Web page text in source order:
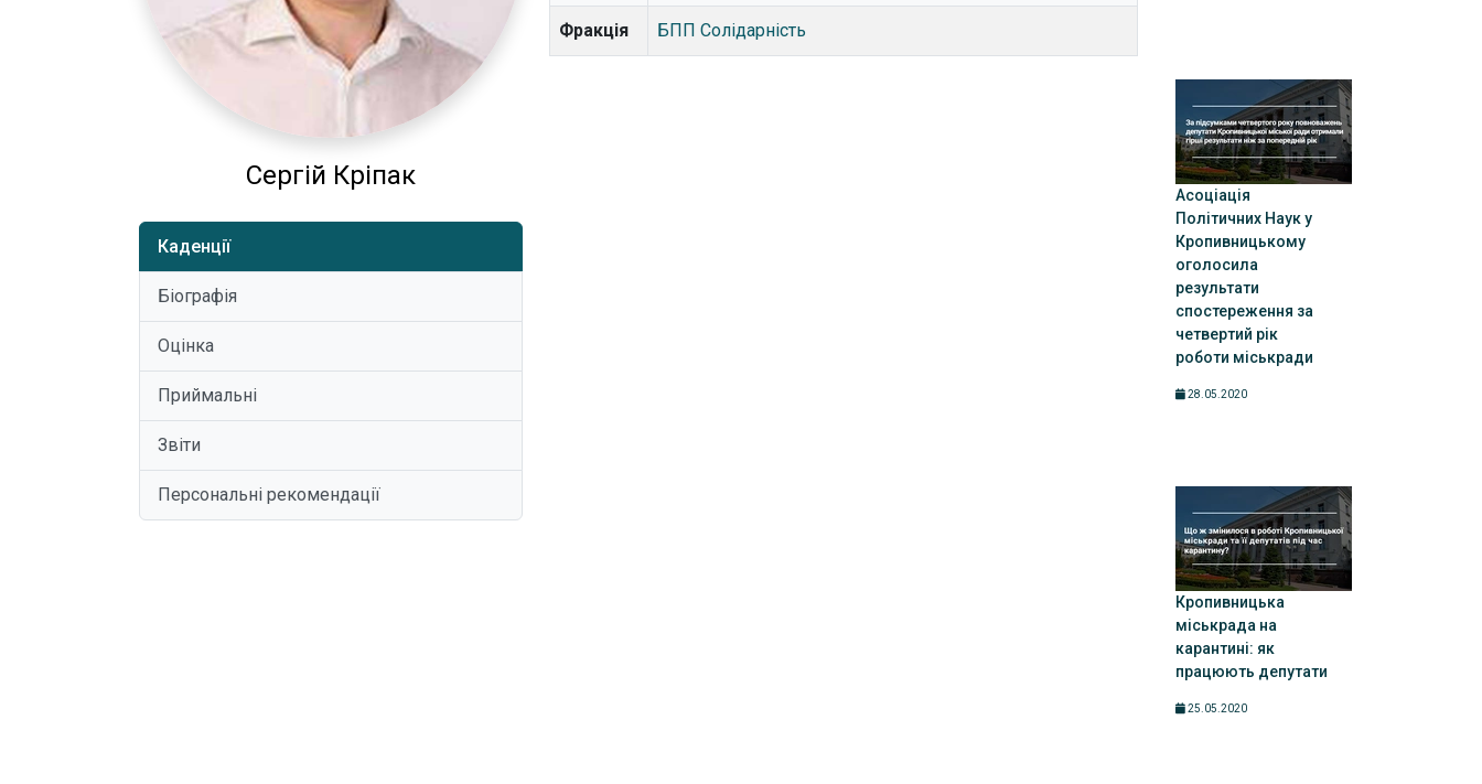
Сергій Кріпак
Каденції
Біографія
Оцінка
Приймальні
Звіти
Персональні рекомендації
Фракція БПП Солідарність
Асоціація
Політичних Наук у
Кропивницькому
оголосила
результати
спостереження за
четвертий рік
роботи міськради
28.05.2020
Кропивницька
міськрада на
карантині: як
працюють депутати
25.05.2020